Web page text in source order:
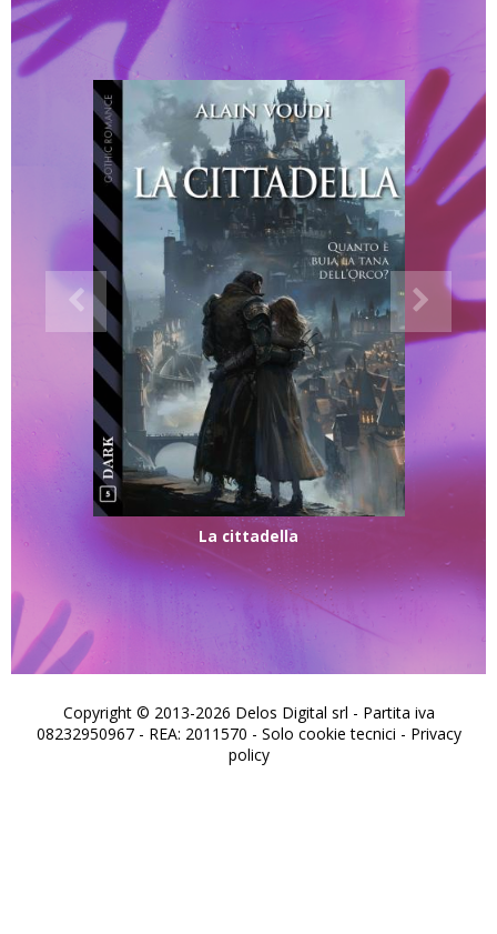
La cittadella
Copyright © 2013-2026 Delos Digital srl - Partita iva
08232950967 - REA: 2011570 - Solo cookie tecnici - Privacy
policy